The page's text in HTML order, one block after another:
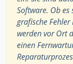
Software. Ob
grafische
werden vor Ort
einen